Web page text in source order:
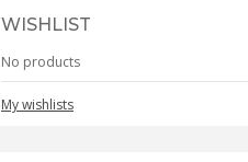
WISHLIST
No products
My wishlists